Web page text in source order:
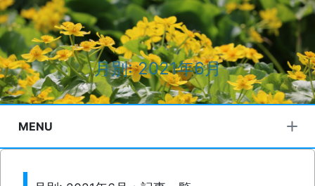
月別: 2021年6月
MENU